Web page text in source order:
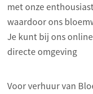
met onze
waardoor ons
Je kunt bij ons
directe omgeving
Voor verhuur van